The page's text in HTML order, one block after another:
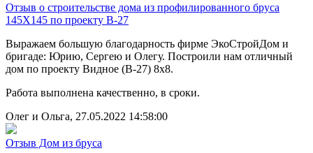
Отзыв о строительстве дома из профилированного бруса
145Х145 по проекту В-27
Выражаем большую благодарность фирме ЭкоСтройДом и
бригаде: Юрию, Сергею и Олегу. Построили нам отличный
дом по проекту Видное (B-27) 8х8.
Работа выполнена качественно, в сроки.
Олег и Ольга, 27.05.2022 14:58:00
Отзыв Дом из бруса